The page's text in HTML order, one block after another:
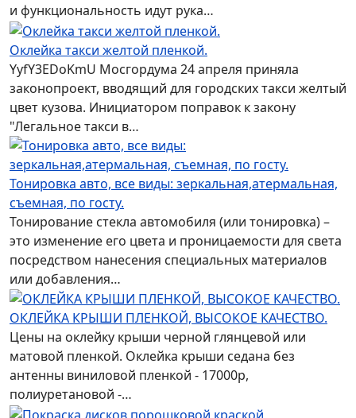
и функциональность идут рука…
Оклейка такси желтой пленкой.
YyfY3EDoKmU Мосгордума 24 апреля приняла
законопроект, вводящий для городских такси желтый
цвет кузова. Инициатором поправок к закону
"Легальное такси в…
Тонировка авто, все виды: зеркальная,атермальная,
съемная, по госту.
Тонирование стекла автомобиля (или тонировка) –
это изменение его цвета и проницаемости для света
посредством нанесения специальных материалов
или добавления…
ОКЛЕЙКА КРЫШИ ПЛЕНКОЙ, ВЫСОКОЕ КАЧЕСТВО.
Цены на оклейку крыши черной глянцевой или
матовой пленкой. Оклейка крыши седана без
антенны виниловой пленкой - 17000р,
полиуретановой -…